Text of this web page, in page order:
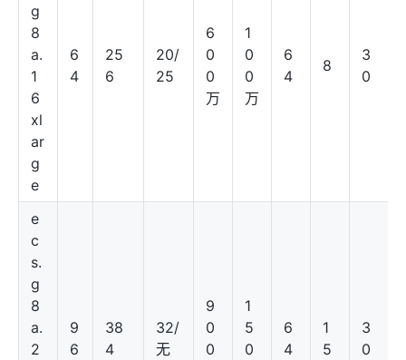
g
8
a.
1
6
xl
ar
g
e
6
4
25
6
20/
25
6
0
0
万
1
0
0
万
6
4
8
3
0
e
c
s.
g
8
a.
2
9
6
38
4
32/
无
9
0
0
1
5
0
6
4
1
5
3
0